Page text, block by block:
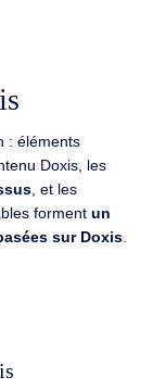
: éléments
Doxis, les
, et les
forment un
sur Doxis.